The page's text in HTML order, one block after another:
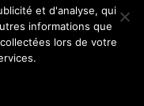
et d'analyse, qui
informations que
lors de votre